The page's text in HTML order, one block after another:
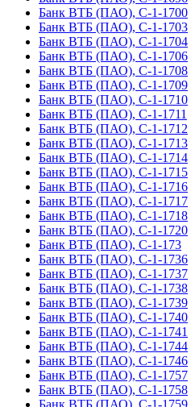
Банк ВТБ (ПАО), С-1-1700
Банк ВТБ (ПАО), С-1-1703
Банк ВТБ (ПАО), С-1-1704
Банк ВТБ (ПАО), С-1-1706
Банк ВТБ (ПАО), С-1-1708
Банк ВТБ (ПАО), С-1-1709
Банк ВТБ (ПАО), С-1-1710
Банк ВТБ (ПАО), С-1-1711
Банк ВТБ (ПАО), С-1-1712
Банк ВТБ (ПАО), С-1-1713
Банк ВТБ (ПАО), С-1-1714
Банк ВТБ (ПАО), С-1-1715
Банк ВТБ (ПАО), С-1-1716
Банк ВТБ (ПАО), С-1-1717
Банк ВТБ (ПАО), С-1-1718
Банк ВТБ (ПАО), С-1-1720
Банк ВТБ (ПАО), С-1-173
Банк ВТБ (ПАО), С-1-1736
Банк ВТБ (ПАО), С-1-1737
Банк ВТБ (ПАО), С-1-1738
Банк ВТБ (ПАО), С-1-1739
Банк ВТБ (ПАО), С-1-1740
Банк ВТБ (ПАО), С-1-1741
Банк ВТБ (ПАО), С-1-1744
Банк ВТБ (ПАО), С-1-1746
Банк ВТБ (ПАО), С-1-1757
Банк ВТБ (ПАО), С-1-1758